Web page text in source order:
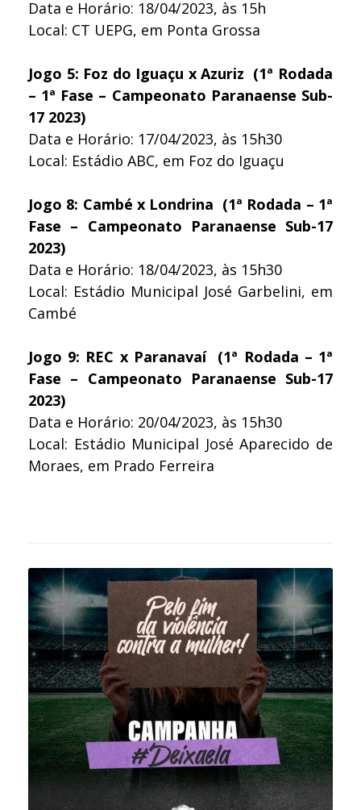
Data e Horário: 18/04/2023, às 15h
Local: CT UEPG, em Ponta Grossa
Jogo 5: Foz do Iguaçu x Azuriz (1ª Rodada
– 1ª Fase – Campeonato Paranaense Sub-
17 2023)
Data e Horário: 17/04/2023, às 15h30
Local: Estádio ABC, em Foz do Iguaçu
Jogo 8: Cambé x Londrina (1ª Rodada – 1ª
Fase – Campeonato Paranaense Sub-17
2023)
Data e Horário: 18/04/2023, às 15h30
Local: Estádio Municipal José Garbelini, em
Cambé
Jogo 9: REC x Paranavaí (1ª Rodada – 1ª
Fase – Campeonato Paranaense Sub-17
2023)
Data e Horário: 20/04/2023, às 15h30
Local: Estádio Municipal José Aparecido de
Moraes, em Prado Ferreira